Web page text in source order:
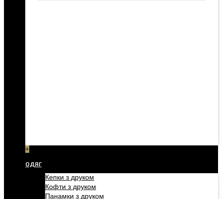
+
ОДЯГ
Кепки з друком
Кофти з друком
Панамки з друком